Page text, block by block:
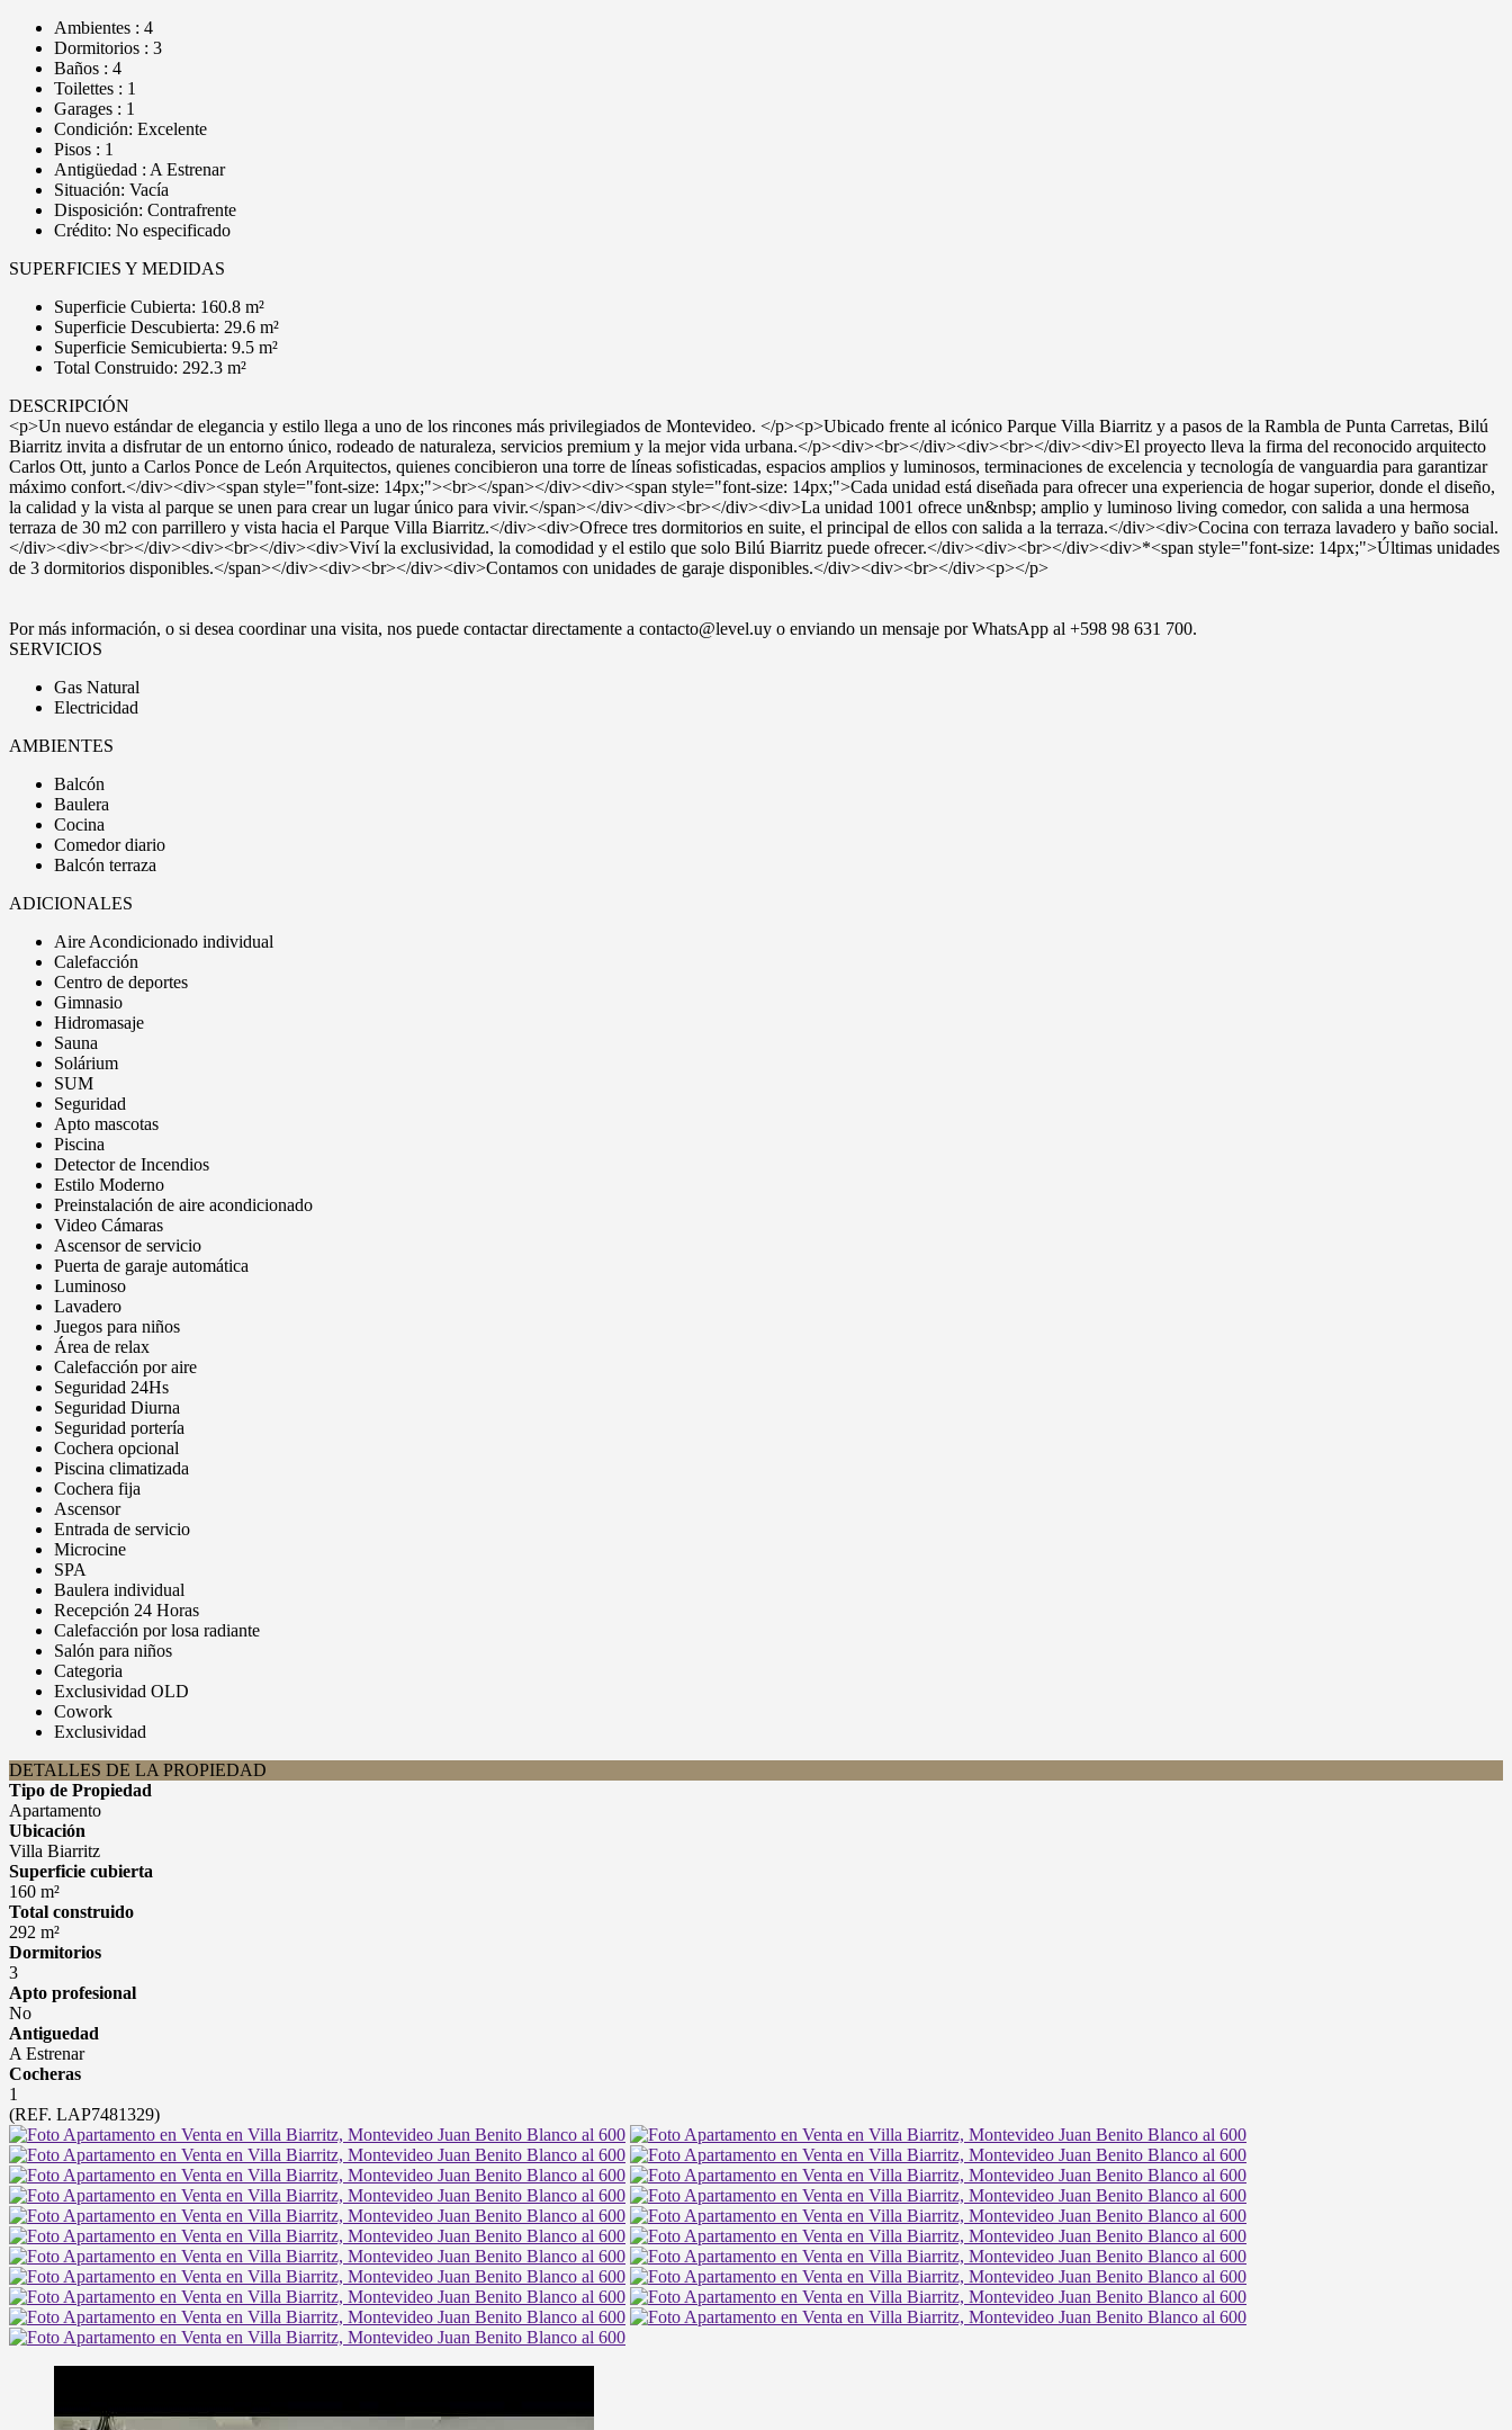
Ambientes : 4
Dormitorios : 3
Baños : 4
Toilettes : 1
Garages : 1
Condición: Excelente
Pisos : 1
Antigüedad : A Estrenar
Situación: Vacía
Disposición: Contrafrente
Crédito: No especificado
SUPERFICIES Y MEDIDAS
Superficie Cubierta: 160.8 m²
Superficie Descubierta: 29.6 m²
Superficie Semicubierta: 9.5 m²
Total Construido: 292.3 m²
DESCRIPCIÓN
<p>Un nuevo estándar de elegancia y estilo llega a uno de los rincones más privilegiados de Montevideo. </p><p>Ubicado frente al icónico Parque Villa Biarritz y a pasos de la Rambla de Punta Carretas, Bilú
Biarritz invita a disfrutar de un entorno único, rodeado de naturaleza, servicios premium y la mejor vida urbana.</p><div><br></div><div><br></div><div>El proyecto lleva la firma del reconocido arquitecto
Carlos Ott, junto a Carlos Ponce de León Arquitectos, quienes concibieron una torre de líneas sofisticadas, espacios amplios y luminosos, terminaciones de excelencia y tecnología de vanguardia para garantizar
máximo confort.</div><div><span style="font-size: 14px;"><br></span></div><div><span style="font-size: 14px;">Cada unidad está diseñada para ofrecer una experiencia de hogar superior, donde el diseño,
la calidad y la vista al parque se unen para crear un lugar único para vivir.</span></div><div><br></div><div>La unidad 1001 ofrece un&nbsp; amplio y luminoso living comedor, con salida a una hermosa
terraza de 30 m2 con parrillero y vista hacia el Parque Villa Biarritz.</div><div>Ofrece tres dormitorios en suite, el principal de ellos con salida a la terraza.</div><div>Cocina con terraza lavadero y baño social.
</div><div><br></div><div><br></div><div>Viví la exclusividad, la comodidad y el estilo que solo Bilú Biarritz puede ofrecer.</div><div><br></div><div>*<span style="font-size: 14px;">Últimas unidades
de 3 dormitorios disponibles.</span></div><div><br></div><div>Contamos con unidades de garaje disponibles.</div><div><br></div><p></p>
Por más información, o si desea coordinar una visita, nos puede contactar directamente a contacto@level.uy o enviando un mensaje por WhatsApp al +598 98 631 700.
SERVICIOS
Gas Natural
Electricidad
AMBIENTES
Balcón
Baulera
Cocina
Comedor diario
Balcón terraza
ADICIONALES
Aire Acondicionado individual
Calefacción
Centro de deportes
Gimnasio
Hidromasaje
Sauna
Solárium
SUM
Seguridad
Apto mascotas
Piscina
Detector de Incendios
Estilo Moderno
Preinstalación de aire acondicionado
Video Cámaras
Ascensor de servicio
Puerta de garaje automática
Luminoso
Lavadero
Juegos para niños
Área de relax
Calefacción por aire
Seguridad 24Hs
Seguridad Diurna
Seguridad portería
Cochera opcional
Piscina climatizada
Cochera fija
Ascensor
Entrada de servicio
Microcine
SPA
Baulera individual
Recepción 24 Horas
Calefacción por losa radiante
Salón para niños
Categoria
Exclusividad OLD
Cowork
Exclusividad
DETALLES DE LA PROPIEDAD
Tipo de Propiedad
Apartamento
Ubicación
Villa Biarritz
Superficie cubierta
160 m²
Total construido
292 m²
Dormitorios
3
Apto profesional
No
Antiguedad
A Estrenar
Cocheras
1
(REF. LAP7481329)